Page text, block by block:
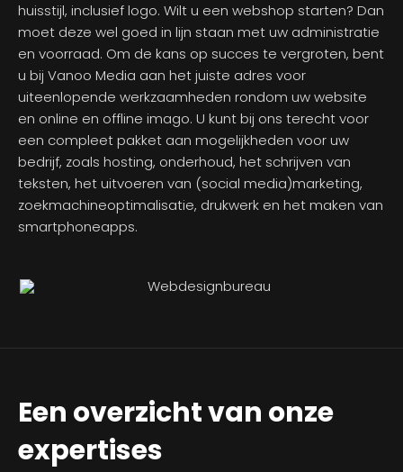
huisstijl, inclusief logo. Wilt u een webshop starten? Dan
moet deze wel goed in lijn staan met uw administratie
en voorraad. Om de kans op succes te vergroten, bent
u bij Vanoo Media aan het juiste adres voor
uiteenlopende werkzaamheden rondom uw website
en online en offline imago. U kunt bij ons terecht voor
een compleet pakket aan mogelijkheden voor uw
bedrijf, zoals hosting, onderhoud, het schrijven van
teksten, het uitvoeren van (social media)marketing,
zoekmachineoptimalisatie, drukwerk en het maken van
smartphoneapps.
Een overzicht van onze
expertises